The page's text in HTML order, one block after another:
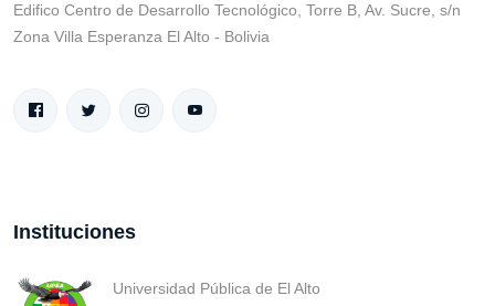
Edifico Centro de Desarrollo Tecnológico, Torre B, Av. Sucre, s/n
Zona Villa Esperanza El Alto - Bolivia
Instituciones
Universidad Pública de El Alto